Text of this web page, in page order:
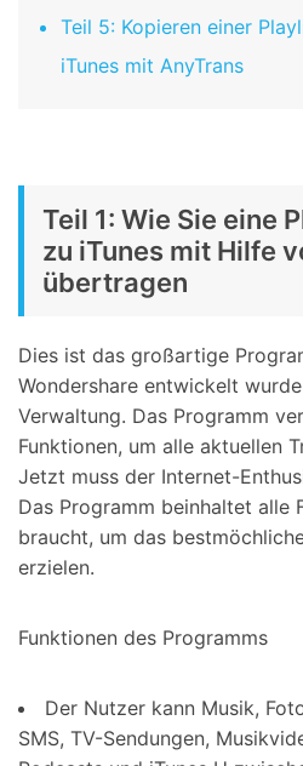
Teil 5: Kopieren einer
iTunes mit AnyTrans
Teil 1: Wie Sie eine
zu iTunes mit Hilfe
übertragen
Dies ist das großartige
Wondershare entwickelt
Verwaltung. Das Programm
Funktionen, um alle aktuellen
Jetzt muss der Internet-
Das Programm beinhaltet alle
braucht, um das
erzielen.
Funktionen des Programms
Der Nutzer kann Musik,
SMS, TV-Sendungen,